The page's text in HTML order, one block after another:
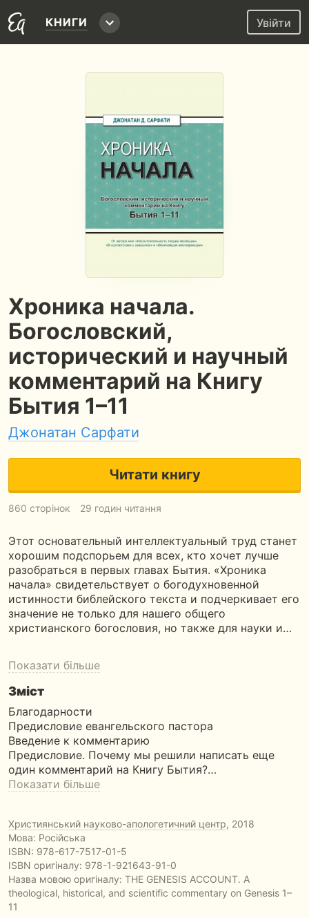
КНИГИ Увійти
Хроника начала.
Богословский,
исторический и научный
комментарий на Книгу
Бытия 1–11
Джонатан Сарфати
Читати книгу
860 сторінок 29 годин читання
Этот основательный интеллектуальный труд станет
хорошим подспорьем для всех, кто хочет лучше
разобраться в первых главах Бытия. «Хроника
начала» свидетельствует о богодухновенной
истинности библейского текста и подчеркивает его
значение не только для нашего общего
христианского богословия, но также для науки и…
Показати більше
Зміст
Благодарности
Предисловие евангельского пастора
Введение к комментарию
Предисловие. Почему мы решили написать еще
один комментарий на Книгу Бытия?…
Показати більше
Християнський науково-апологетичний центр, 2018
Мова: Російська
ISBN: 978-617-7517-01-5
ISBN оригіналу: 978-1-921643-91-0
Назва мовою оригіналу: THE GENESIS ACCOUNT. A
theological, historical, and scientific commentary on Genesis 1–
11